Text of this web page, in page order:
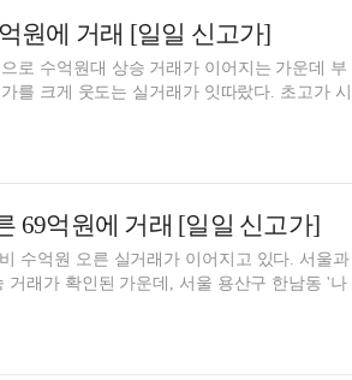
원에 거래 [일일 신고가]
로 수억원대 상승 거래가 이어지는 가운데 부
를 크게 웃도는 실거래가 잇따랐다. 초고가 시
69억원에 거래 [일일 신고가]
수억원 오른 실거래가 이어지고 있다. 서울과
거래가 확인된 가운데, 서울 용산구 한남동 '나